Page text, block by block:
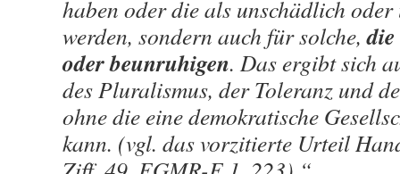
haben oder die als unschädlich
werden, sondern auch für solche,
oder beunruhigen. Das ergibt sich
des Pluralismus, der Toleranz und
ohne die eine demokratische
kann. (vgl. das vorzitierte Urteil